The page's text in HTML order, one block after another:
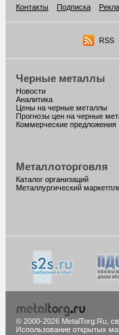
Контакты
Подписка
RSS
Черные металлы
Новости
Аналитика
Цены на черные металлы
Прогнозы цен на черные
Коммерческие предложения
Металлоторговля
Каталог организаций
Металлургический
© 2000-2026 MetalTorg.Ru,
Использование открытых